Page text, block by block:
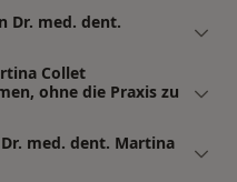
Dr. med. dent.
Collet
ohne die Praxis zu
med. dent. Martina